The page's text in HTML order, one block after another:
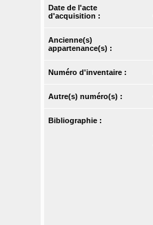
Date de l'acte
d'acquisition :
Ancienne(s)
appartenance(s) :
Numéro d'inventaire :
Autre(s) numéro(s) :
Bibliographie :